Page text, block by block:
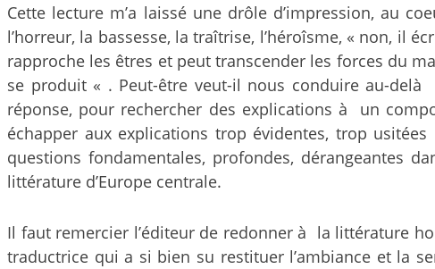
Cette lecture m’a laissé une drôle d’impression, au
l’horreur, la bassesse, la traîtrise, l’héroîsme, « non, il
rapproche les êtres et peut transcender les forces du
se produit « . Peut-être veut-il nous conduire au-
réponse, pour rechercher des explications à un
échapper aux explications trop évidentes, trop
questions fondamentales, profondes, dérangeantes
littérature d’Europe centrale.
Il faut remercier l’éditeur de redonner à la littérature
traductrice qui a si bien su restituer l’ambiance et la